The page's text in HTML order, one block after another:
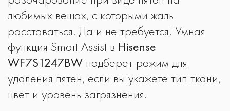
любимых вещах, с которыми жаль
расставаться. Да и не требуется! Умная
функция Smart Assist в Hisense
WF7S1247BW подберет режим для
удаления пятен, если вы укажете тип ткани,
цвет и уровень загрязнения.